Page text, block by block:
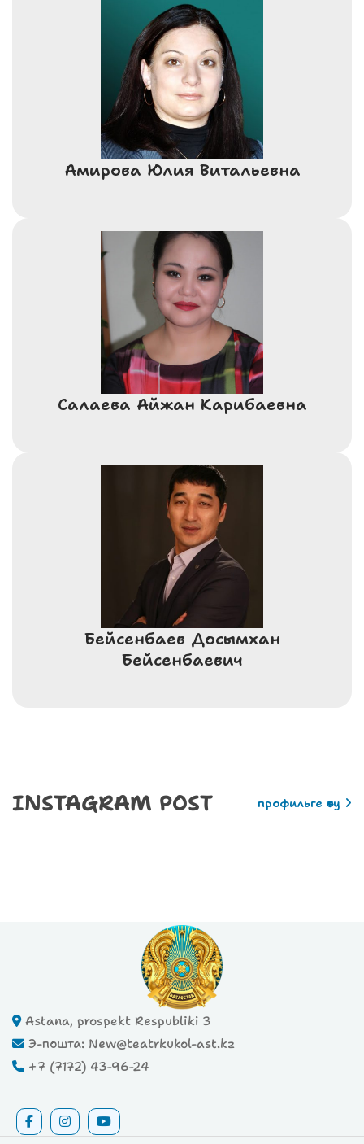
Амирова Юлия Витальевна
Салаева Айжан Карибаевна
Бейсенбаев Досымхан
Бейсенбаевич
INSTAGRAM POST профильге өту
Astana, prospekt Respubliki 3
Э-пошта: New@teatrkukol-ast.kz
+7 (7172) 43-96-24